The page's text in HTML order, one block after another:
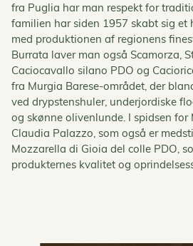
fra Puglia har man respekt for
familien har siden 1957 skabt sig et
med produktionen af regionens
Burrata laver man også Scamorza,
Caciocavallo silano PDO og
fra Murgia Barese-området, der
ved drypstenshuler, underjordiske
og skønne olivenlunde. I spidsen for
Claudia Palazzo, som også er
Mozzarella di Gioia del colle PDO,
produkternes kvalitet og